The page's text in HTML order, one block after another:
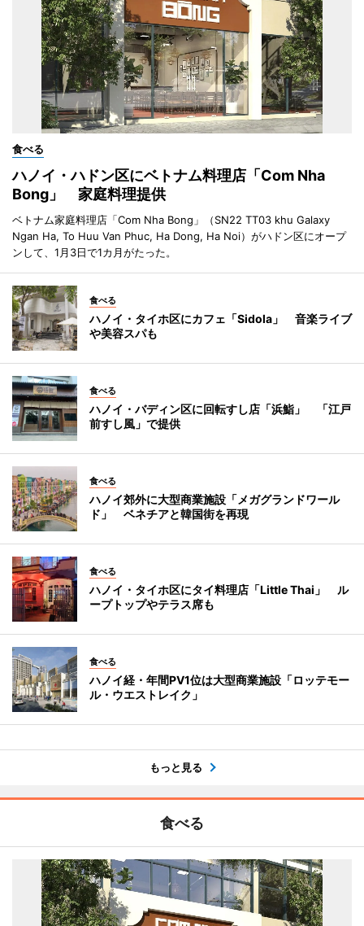
食べる
ハノイ・ハドン区にベトナム料理店「Com Nha
Bong」 家庭料理提供
ベトナム家庭料理店「Com Nha Bong」（SN22 TT03 khu Galaxy
Ngan Ha, To Huu Van Phuc, Ha Dong, Ha Noi）がハドン区にオープ
ンして、1月3日で1カ月がたった。
食べる
ハノイ・タイホ区にカフェ「Sidola」 音楽ライブ
や美容スパも
食べる
ハノイ・バディン区に回転すし店「浜鮨」 「江戸
前すし風」で提供
食べる
ハノイ郊外に大型商業施設「メガグランドワール
ド」 ベネチアと韓国街を再現
食べる
ハノイ・タイホ区にタイ料理店「Little Thai」 ル
ープトップやテラス席も
食べる
ハノイ経・年間PV1位は大型商業施設「ロッテモー
ル・ウエストレイク」
もっと見る
食べる